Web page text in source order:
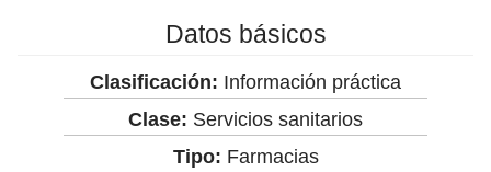
Datos básicos
Clasificación: Información práctica
Clase: Servicios sanitarios
Tipo: Farmacias